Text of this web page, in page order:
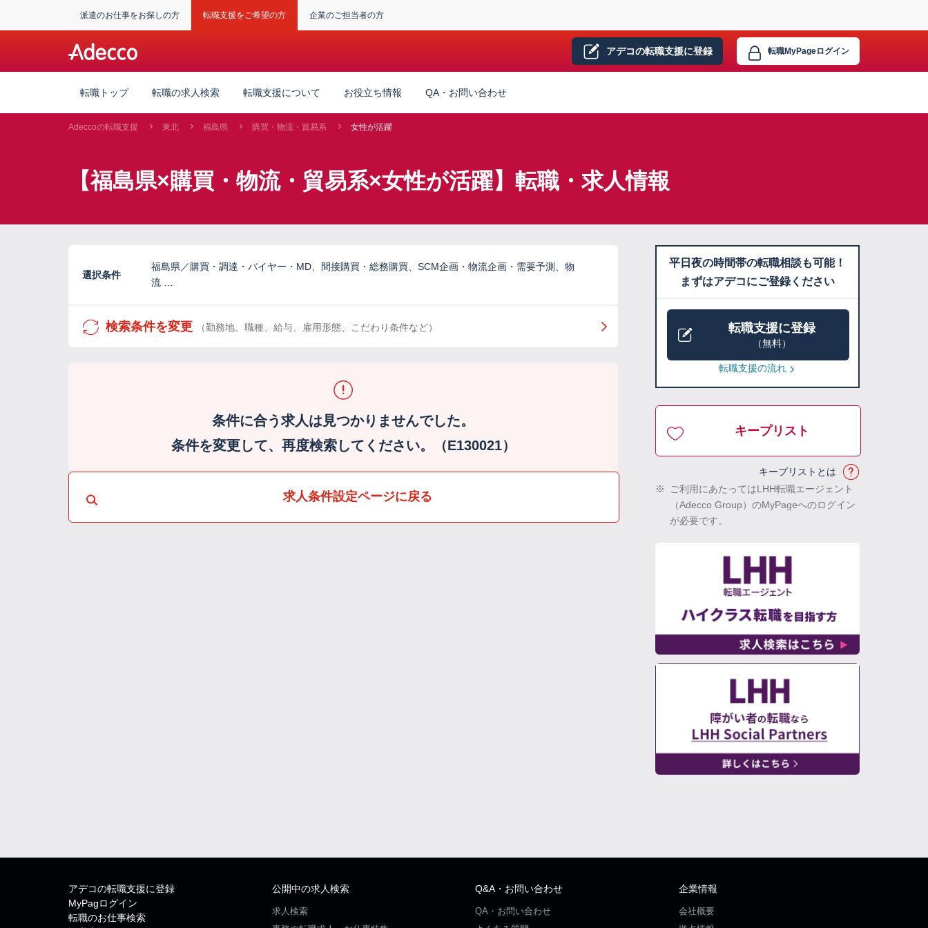
派遣のお仕事をお探しの方 転職支援をご希望の方 企業のご担当者の方
アデコの転職支援に登録 転職MyPageログイン
転職トップ 転職の求人検索 転職支援について お役立ち情報 QA・お問い合わせ
Adeccoの転職支援 東北 福島県 購買・物流・貿易系 女性が活躍
【福島県×購買・物流・貿易系×女性が活躍】転職・求人情報
選択条件
福島県／購買・調達・バイヤー・MD、間接購買・総務購買、SCM企画・物流企画・需要予測、物
流 …
検索条件を変更 （勤務地、職種、給与、雇用形態、こだわり条件など）
条件に合う求人は見つかりませんでした。
条件を変更して、再度検索してください。（E130021）
求人条件設定ページに戻る
平日夜の時間帯の転職相談も可能！
まずはアデコにご登録ください
転職支援に登録
（無料）
転職支援の流れ
キープリスト
キープリストとは
※
ご利用にあたってはLHH転職エージェント
（Adecco Group）のMyPageへのログイン
が必要です。
アデコの転職支援に登録
MyPagログイン
転職のお仕事検索
公開中の求人検索
求人検索
Q&A・お問い合わせ
QA・お問い合わせ
企業情報
会社概要